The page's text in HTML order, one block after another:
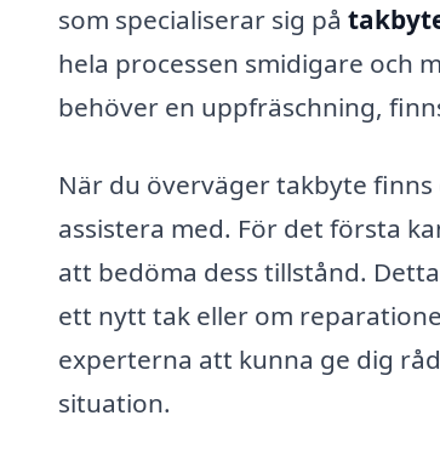
som specialiserar sig på
hela processen smidigare och
behöver en uppfräschning,
När du överväger takbyte
assistera med. För det första
att bedöma dess tillstånd.
ett nytt tak eller om
experterna att kunna ge dig
situation.